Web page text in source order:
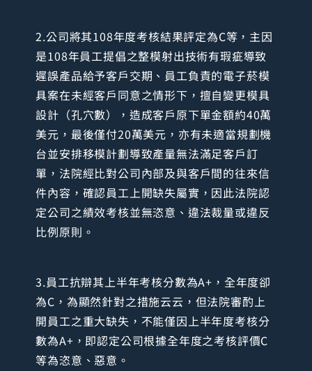
2.公司將其108年度考核結果評定為C等，主因
是108年員工提倡之整模射出技術有瑕疵導致
遲誤產品給予客戶交期、員工負責的電子菸模
具案在未經客戶同意之情形下，擅自變更模具
設計（孔穴數），造成客戶原下單金額約40萬
美元，最後僅付20萬美元，亦有未適當規劃機
台並安排移模計劃導致產量無法滿足客戶訂
單，法院經比對公司內部及與客戶間的往來信
件內容，確認員工上開缺失屬實，因此法院認
定公司之績效考核並無恣意、違法裁量或違反
比例原則。
3.員工抗辯其上半年考核分數為A+，全年度卻
為C，為顯然針對之措施云云，但法院審酌上
開員工之重大缺失，不能僅因上半年度考核分
數為A+，即認定公司根據全年度之考核評價C
等為恣意、惡意。